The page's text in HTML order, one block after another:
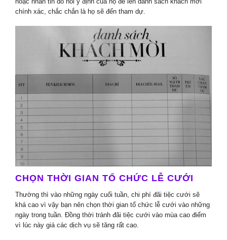
chính xác, chắc chắn là họ sẽ đến tham dự.
CHỌN THỜI GIAN TỔ CHỨC LỄ CƯỚI
Thường thì vào những ngày cuối tuần, chi phí đãi tiệc cưới sẽ
khá cao vì vậy bạn nên chọn thời gian tổ chức lễ cưới vào những
ngày trong tuần. Đồng thời tránh đãi tiệc cưới vào mùa cao điểm
vì lúc này giá các dịch vụ sẽ tăng rất cao.